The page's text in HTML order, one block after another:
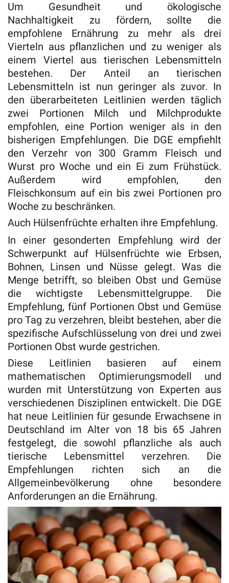
Um Gesundheit und ökologische
Nachhaltigkeit zu fördern, sollte die
empfohlene Ernährung zu mehr als drei
Vierteln aus pflanzlichen und zu weniger als
einem Viertel aus tierischen Lebensmitteln
bestehen. Der Anteil an tierischen
Lebensmitteln ist nun geringer als zuvor. In
den überarbeiteten Leitlinien werden täglich
zwei Portionen Milch und Milchprodukte
empfohlen, eine Portion weniger als in den
bisherigen Empfehlungen. Die DGE empfiehlt
den Verzehr von 300 Gramm Fleisch und
Wurst pro Woche und ein Ei zum Frühstück.
Außerdem wird empfohlen, den
Fleischkonsum auf ein bis zwei Portionen pro
Woche zu beschränken.
Auch Hülsenfrüchte erhalten ihre Empfehlung.
In einer gesonderten Empfehlung wird der
Schwerpunkt auf Hülsenfrüchte wie Erbsen,
Bohnen, Linsen und Nüsse gelegt. Was die
Menge betrifft, so bleiben Obst und Gemüse
die wichtigste Lebensmittelgruppe. Die
Empfehlung, fünf Portionen Obst und Gemüse
pro Tag zu verzehren, bleibt bestehen, aber die
spezifische Aufschlüsselung von drei und zwei
Portionen Obst wurde gestrichen.
Diese Leitlinien basieren auf einem
mathematischen Optimierungsmodell und
wurden mit Unterstützung von Experten aus
verschiedenen Disziplinen entwickelt. Die DGE
hat neue Leitlinien für gesunde Erwachsene in
Deutschland im Alter von 18 bis 65 Jahren
festgelegt, die sowohl pflanzliche als auch
tierische Lebensmittel verzehren. Die
Empfehlungen richten sich an die
Allgemeinbevölkerung ohne besondere
Anforderungen an die Ernährung.